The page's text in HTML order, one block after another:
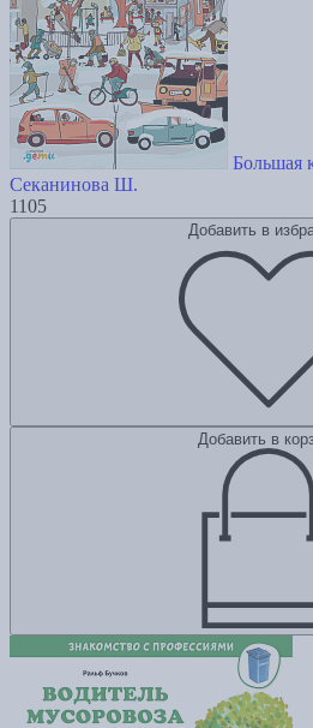
Большая
Секанинова Ш.
1105
Добавить в
Добавить в